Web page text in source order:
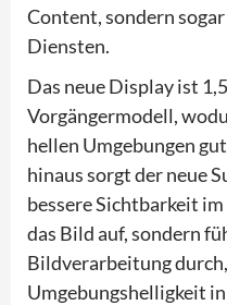
Content, sondern
Diensten.
Das neue Display ist
Vorgängermodell,
hellen Umgebungen
hinaus sorgt der neue
bessere Sichtbarkeit
das Bild auf, sondern
Bildverarbeitung
Umgebungshelligkeit